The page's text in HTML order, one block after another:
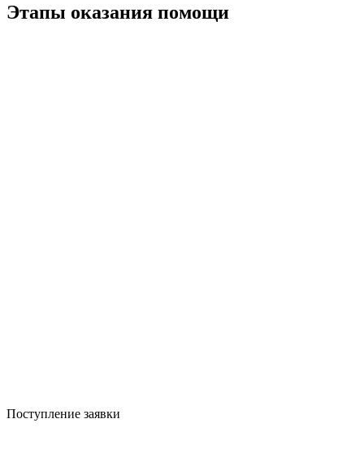
Этапы оказания помощи
Поступление заявки